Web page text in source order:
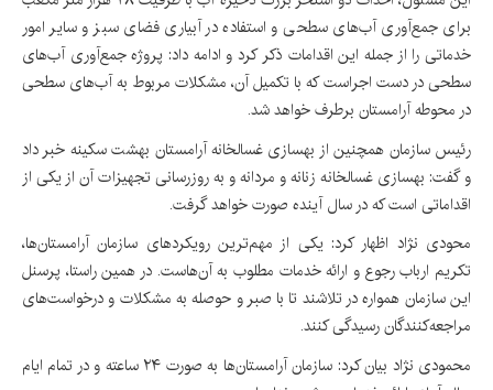
برای جمع‌آوری آب‌های سطحی و استفاده در آبیاری فضای سبز و سایر امور
خدماتی را از جمله این اقدامات ذکر کرد و ادامه داد: پروژه جمع‌آوری آب‌های
سطحی در دست اجراست که با تکمیل آن، مشکلات مربوط به آب‌های سطحی
در محوطه آرامستان برطرف خواهد شد.
رئیس سازمان همچنین از بهسازی غسالخانه آرامستان بهشت سکینه خبر داد
و گفت: بهسازی غسالخانه زنانه و مردانه و به روزرسانی تجهیزات آن از یکی از
اقداماتی است که در سال آینده صورت خواهد گرفت.
محودی نژاد اظهار کرد: یکی از مهم‌ترین رویکردهای سازمان آرامستان‌ها،
تکریم ارباب رجوع و ارائه خدمات مطلوب به آن‌هاست. در همین راستا، پرسنل
این سازمان همواره در تلاشند تا با صبر و حوصله به مشکلات و درخواست‌های
مراجعه‌کنندگان رسیدگی کنند.
محمودی نژاد بیان کرد: سازمان آرامستان‌ها به صورت ۲۴ ساعته و در تمام ایام